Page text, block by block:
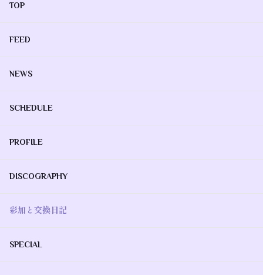
TOP
FEED
NEWS
SCHEDULE
PROFILE
DISCOGRAPHY
彩加と交換日記
SPECIAL